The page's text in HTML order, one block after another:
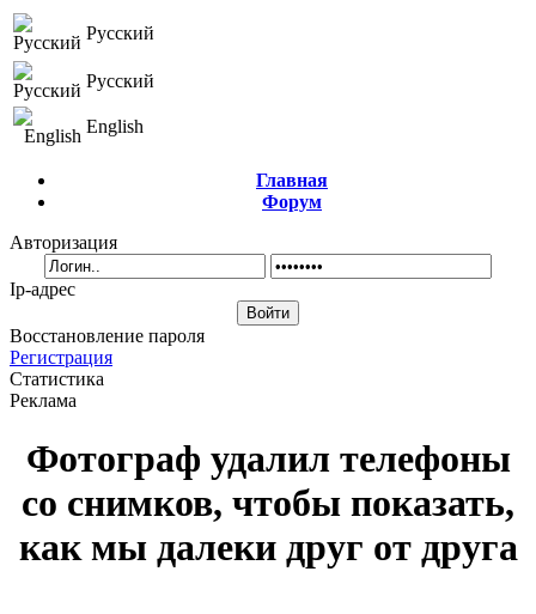
Русский
Русский
English
Главная
Форум
Авторизация
Ip-адрес
Восстановление пароля
Регистрация
Статистика
Реклама
Фотограф удалил телефоны
со снимков, чтобы показать,
как мы далеки друг от друга